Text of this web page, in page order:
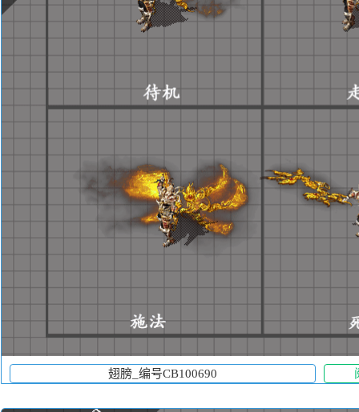
翅膀_编号CB100690